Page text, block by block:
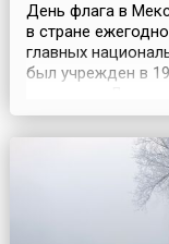
День флага в
в стране
главных
был учрежден в
1895—1970).
прямоугольное
Полотнище